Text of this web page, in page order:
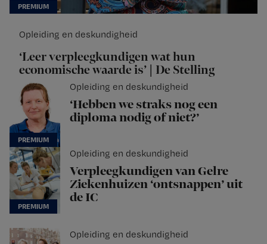
Opleiding en deskundigheid
‘Leer verpleegkundigen wat hun
economische waarde is’ | De Stelling
Opleiding en deskundigheid
‘Hebben we straks nog een
diploma nodig of niet?’
Opleiding en deskundigheid
Verpleegkundigen van Gelre
Ziekenhuizen ‘ontsnappen’ uit
de IC
Opleiding en deskundigheid